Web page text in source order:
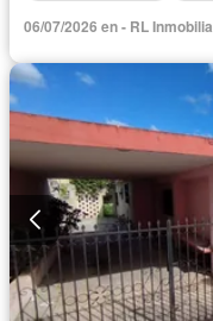
06/07/2026 en - RL